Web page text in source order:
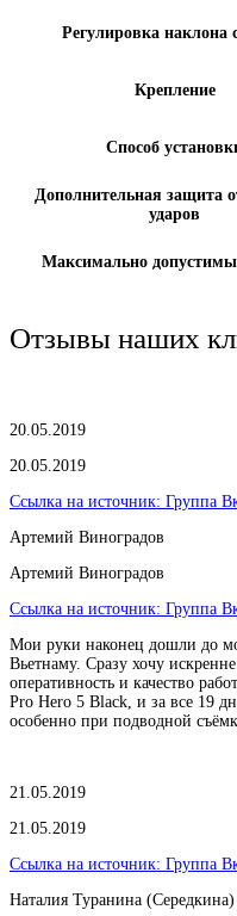
Регулировка наклона
Крепление
Способ
Дополнительная защита
ударов
Максимально
Отзывы наших
20.05.2019
20.05.2019
Ссылка на источник: Группа
Артемий Виноградов
Артемий Виноградов
Ссылка на источник: Группа
Мои руки наконец дошли до
Вьетнаму. Сразу хочу
оперативность и качество
Pro Hero 5 Black, и за все 19
особенно при подводной
21.05.2019
21.05.2019
Ссылка на источник: Группа
Наталия Туранина (Середкина)